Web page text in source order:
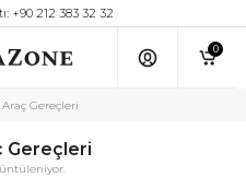
+90 212 383 32 32
0
Gereçleri
Gereçleri